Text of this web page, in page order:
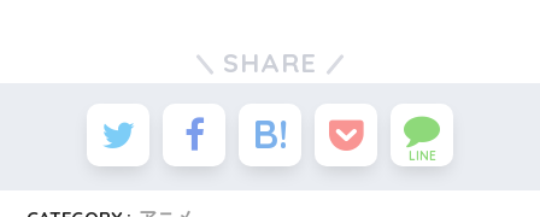
SHARE
LINE